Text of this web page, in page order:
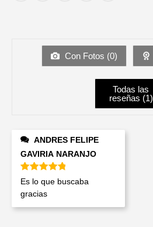
Con Fotos (0)
Todas las
reseñas (1)
GAVIRIA NARANJO
Valorado en5de 5
Es lo que buscaba
gracias